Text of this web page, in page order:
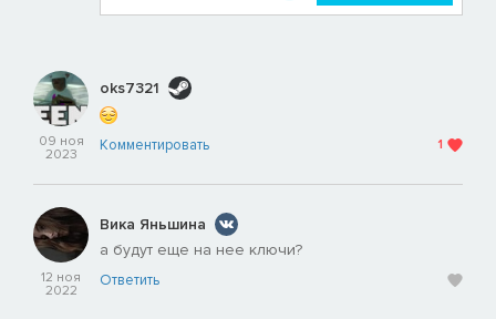
09 ноя
2023
oks7321
Комментировать 1
12 ноя
2022
Вика Яньшина
а будут еще на нее ключи?
Ответить